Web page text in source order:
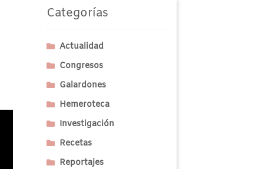
Categorías
Actualidad
Congresos
Galardones
Hemeroteca
Investigación
Recetas
Reportajes